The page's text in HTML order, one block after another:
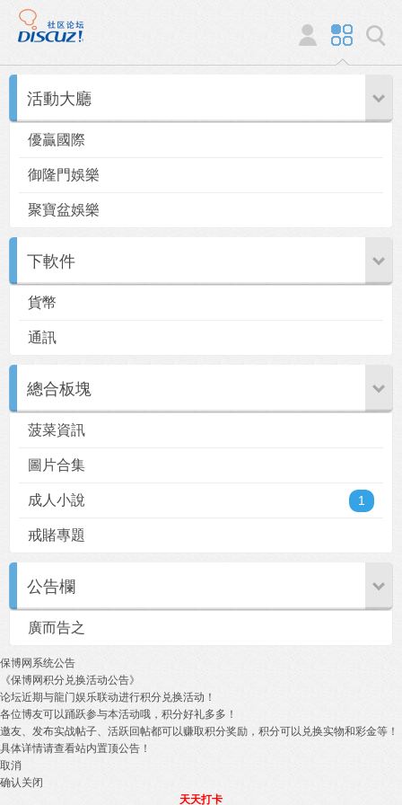
活動大廳
優贏國際
御隆門娛樂
聚寶盆娛樂
下軟件
貨幣
通訊
總合板塊
菠菜資訊
圖片合集
1
成人小說
戒賭專題
公告欄
廣而告之
保博网系统公告
《保博网积分兑换活动公告》
论坛近期与龍门娱乐联动进行积分兑换活动！
各位博友可以踊跃参与本活动哦，积分好礼多多！
邀友、发布实战帖子、活跃回帖都可以赚取积分奖励，积分可以兑换实物和彩金等！
具体详情请查看站内置顶公告！
取消
确认关闭
天天打卡